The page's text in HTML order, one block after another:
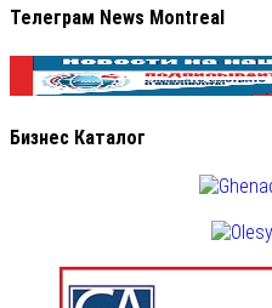
Телеграм News Montreal
Бизнес Каталог